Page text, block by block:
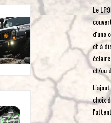
Le
d'une
et à
et/ou
choix